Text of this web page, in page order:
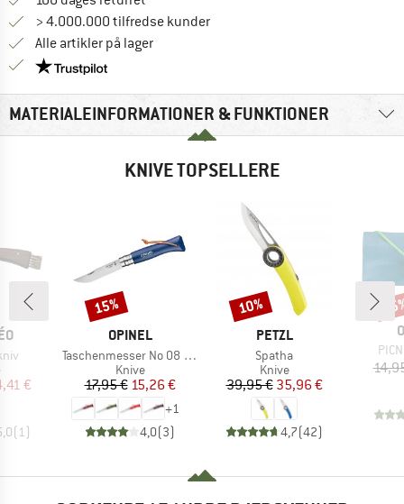
> 4.000.000 tilfredse kunder
Alle artikler på lager
Vi er Trustpilot-certificeret - oplysningerne får du
MATERIALEINFORMATIONER & FUNKTIONER
KNIVE TOPSELLERE
pris
€
(1 )
MÆRKE
OPINEL
Artikel
Taschenmesser No 08 Colorama
Produktgruppe
Knive
Pris
17,95 € Nedsat pris
15,26 €
+1
4,0(3)
Rabat
15%
MÆRKE
PETZL
Artikel
Spatha
Produktgruppe
Knive
Pris
39,95 €Nedsat pris
35,96 €
4,7(42)
Rabat
10%